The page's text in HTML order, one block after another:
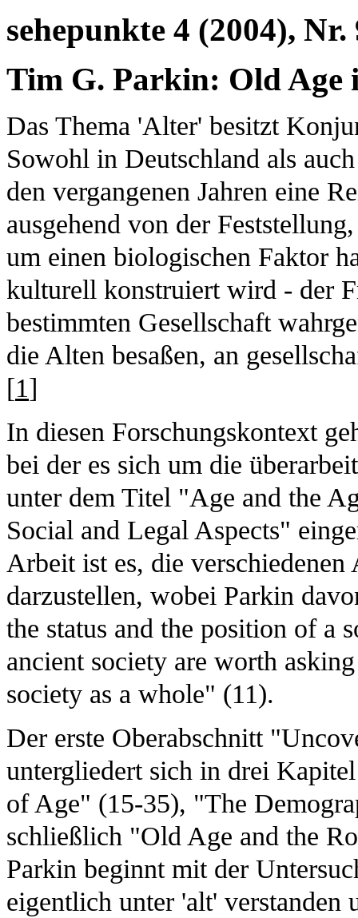
sehepunkte 4 (2004), Nr.
Tim G. Parkin: Old Age
Das Thema 'Alter' besitzt
Sowohl in Deutschland als
den vergangenen Jahren eine
ausgehend von der
um einen biologischen Faktor
kulturell konstruiert wird - der
bestimmten Gesellschaft
die Alten besaßen, an
[1]
In diesen Forschungskontext
bei der es sich um die
unter dem Titel "Age and the
Social and Legal Aspects"
Arbeit ist es, die
darzustellen, wobei Parkin
the status and the position of a
ancient society are worth
society as a whole" (11).
Der erste Oberabschnitt
untergliedert sich in drei
of Age" (15-35), "The
schließlich "Old Age and the
Parkin beginnt mit der
eigentlich unter 'alt' verstanden